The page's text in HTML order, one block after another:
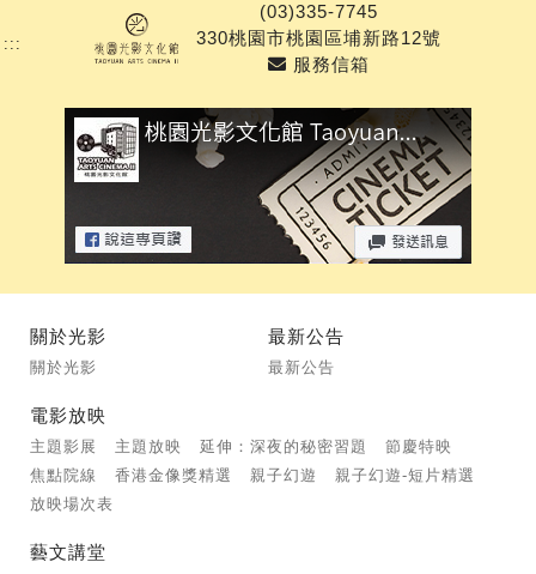
:::
(03)335-7745
330桃園市桃園區埔新路12號
服務信箱
關於光影
關於光影
最新公告
最新公告
電影放映
主題影展 主題放映 延伸：深夜的秘密習題
節慶特映
焦點院線
香港金像獎精選 親子幻遊
親子幻遊-短片精選
放映場次表
藝文講堂